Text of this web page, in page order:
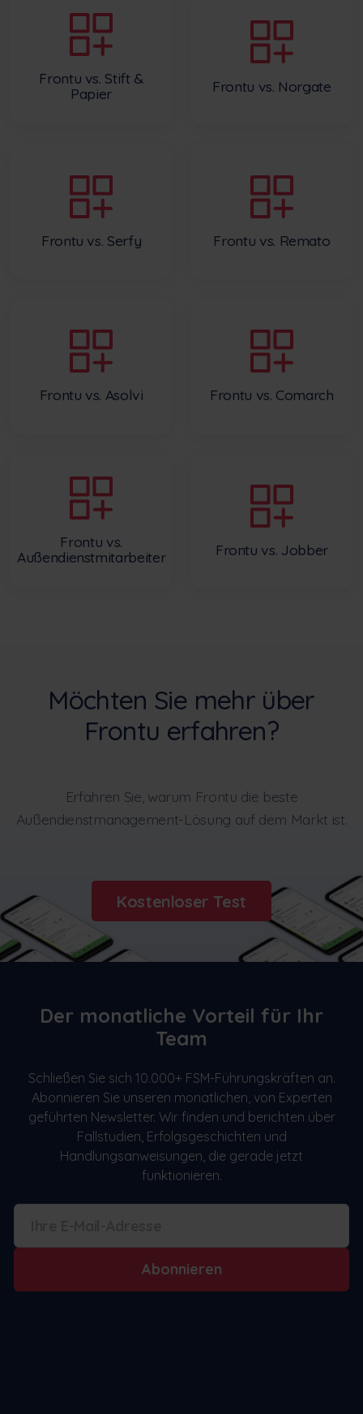
Frontu vs. Stift &
Papier
Frontu vs. Norgate
Frontu vs. Serfy Frontu vs. Remato
Frontu vs. Asolvi Frontu vs. Comarch
Frontu vs.
Außendienstmitarbeiter
Frontu vs. Jobber
Möchten Sie mehr über
Frontu erfahren?
Erfahren Sie, warum Frontu die beste
Außendienstmanagement-Lösung auf dem Markt ist.
Kostenloser Test
Der monatliche Vorteil für Ihr
Team
Schließen Sie sich 10.000+ FSM-Führungskräften an.
Abonnieren Sie unseren monatlichen, von Experten
geführten Newsletter. Wir finden und berichten über
Fallstudien, Erfolgsgeschichten und
Handlungsanweisungen, die gerade jetzt
funktionieren.
Abonnieren